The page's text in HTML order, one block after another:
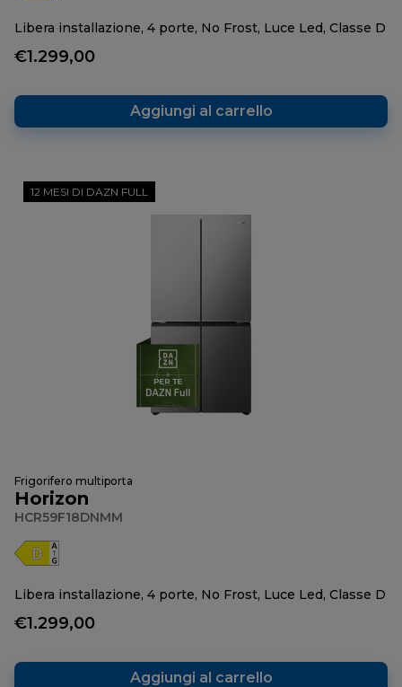
Libera installazione, 4 porte, No Frost, Luce Led, Classe D
€1.299,00
Aggiungi al carrello
12 MESI DI DAZN FULL
Frigorifero multiporta
Horizon
HCR59F18DNMM
Libera installazione, 4 porte, No Frost, Luce Led, Classe D
€1.299,00
Aggiungi al carrello